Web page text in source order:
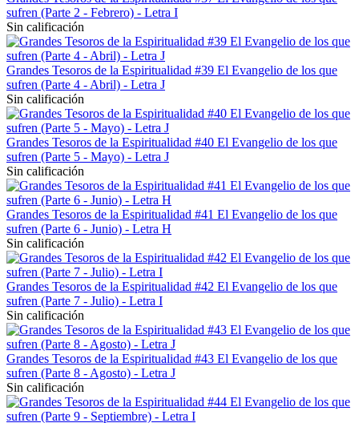
sufren (Parte 2 - Febrero) - Letra I
Sin calificación
Grandes Tesoros de la Espiritualidad #39 El Evangelio de los que
sufren (Parte 4 - Abril) - Letra J
Sin calificación
Grandes Tesoros de la Espiritualidad #40 El Evangelio de los que
sufren (Parte 5 - Mayo) - Letra J
Sin calificación
Grandes Tesoros de la Espiritualidad #41 El Evangelio de los que
sufren (Parte 6 - Junio) - Letra H
Sin calificación
Grandes Tesoros de la Espiritualidad #42 El Evangelio de los que
sufren (Parte 7 - Julio) - Letra I
Sin calificación
Grandes Tesoros de la Espiritualidad #43 El Evangelio de los que
sufren (Parte 8 - Agosto) - Letra J
Sin calificación